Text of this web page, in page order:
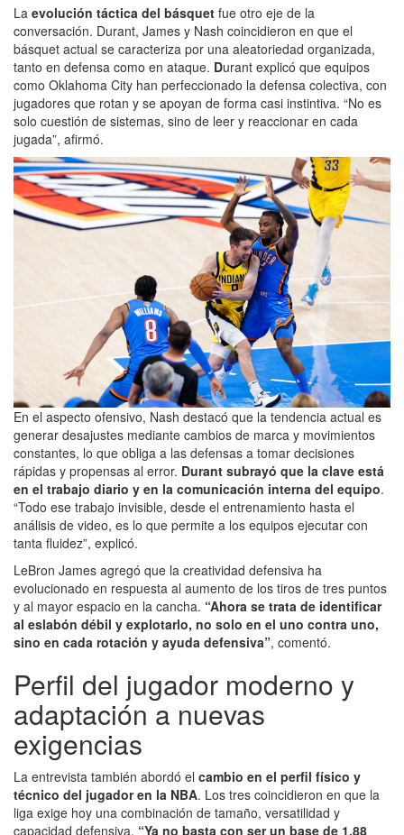
La evolución táctica del básquet fue otro eje de la
conversación. Durant, James y Nash coincidieron en que el
básquet actual se caracteriza por una aleatoriedad organizada,
tanto en defensa como en ataque. Durant explicó que equipos
como Oklahoma City han perfeccionado la defensa colectiva, con
jugadores que rotan y se apoyan de forma casi instintiva. “No es
solo cuestión de sistemas, sino de leer y reaccionar en cada
jugada”, afirmó.
En el aspecto ofensivo, Nash destacó que la tendencia actual es
generar desajustes mediante cambios de marca y movimientos
constantes, lo que obliga a las defensas a tomar decisiones
rápidas y propensas al error. Durant subrayó que la clave está
en el trabajo diario y en la comunicación interna del equipo.
“Todo ese trabajo invisible, desde el entrenamiento hasta el
análisis de video, es lo que permite a los equipos ejecutar con
tanta fluidez”, explicó.
LeBron James agregó que la creatividad defensiva ha
evolucionado en respuesta al aumento de los tiros de tres puntos
y al mayor espacio en la cancha. “Ahora se trata de identificar
al eslabón débil y explotarlo, no solo en el uno contra uno,
sino en cada rotación y ayuda defensiva”, comentó.
Perfil del jugador moderno y
adaptación a nuevas
exigencias
La entrevista también abordó el cambio en el perfil físico y
técnico del jugador en la NBA. Los tres coincidieron en que la
liga exige hoy una combinación de tamaño, versatilidad y
capacidad defensiva. “Ya no basta con ser un base de 1,88